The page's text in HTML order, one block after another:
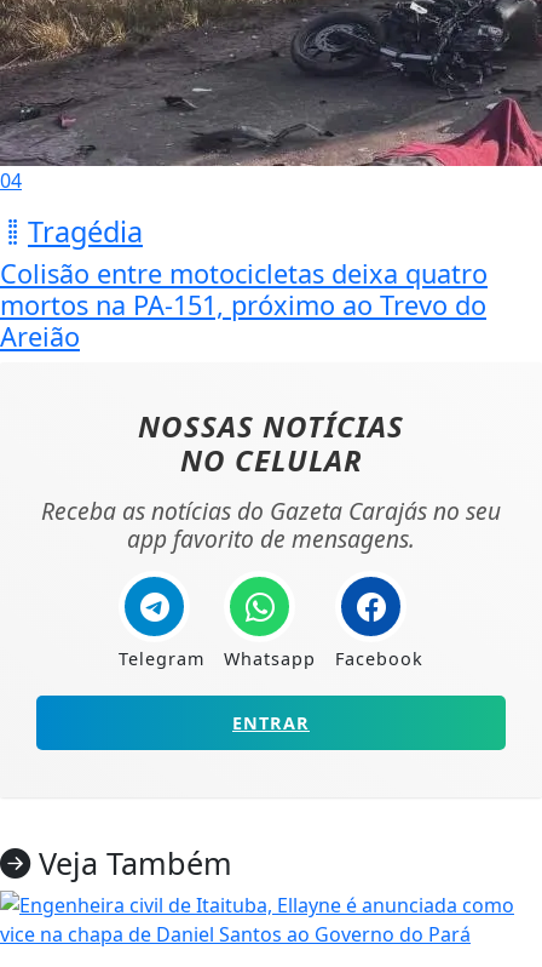
04
Tragédia
Colisão entre motocicletas deixa quatro
mortos na PA-151, próximo ao Trevo do
Areião
NOSSAS NOTÍCIAS
NO CELULAR
Receba as notícias do Gazeta Carajás no seu
app favorito de mensagens.
Telegram Whatsapp Facebook
ENTRAR
Veja Também